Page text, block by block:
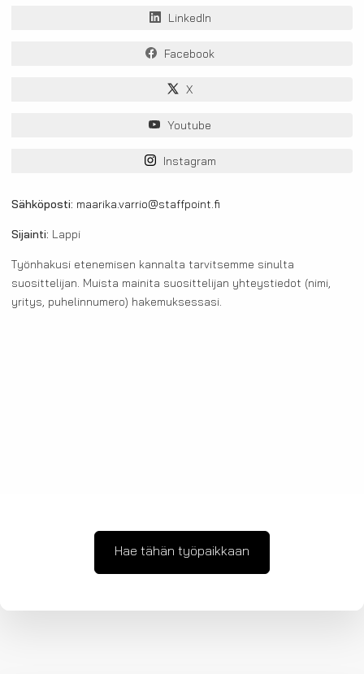
LinkedIn
Facebook
X
Youtube
Instagram
Sähköposti: maarika.varrio@staffpoint.fi
Sijainti: Lappi
Työnhakusi etenemisen kannalta tarvitsemme sinulta
suosittelijan. Muista mainita suosittelijan yhteystiedot (nimi,
yritys, puhelinnumero) hakemuksessasi.
Hae tähän työpaikkaan